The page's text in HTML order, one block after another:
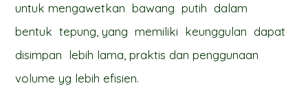
untuk mengawetkan bawang putih dalam
bentuk tepung, yang memiliki keunggulan dapat
disimpan lebih lama, praktis dan penggunaan
volume yg lebih efisien.